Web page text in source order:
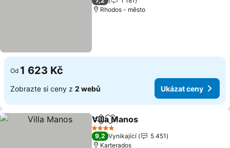
Rhodos - město
Od 1 623 Kč
Zobrazte si ceny z 2 webů Ukázat ceny
SdíletPřidat na seznam oblíbených
Villa Manos
4 Počet hvězdiček
9,2 Vynikající
5 451
Karterados